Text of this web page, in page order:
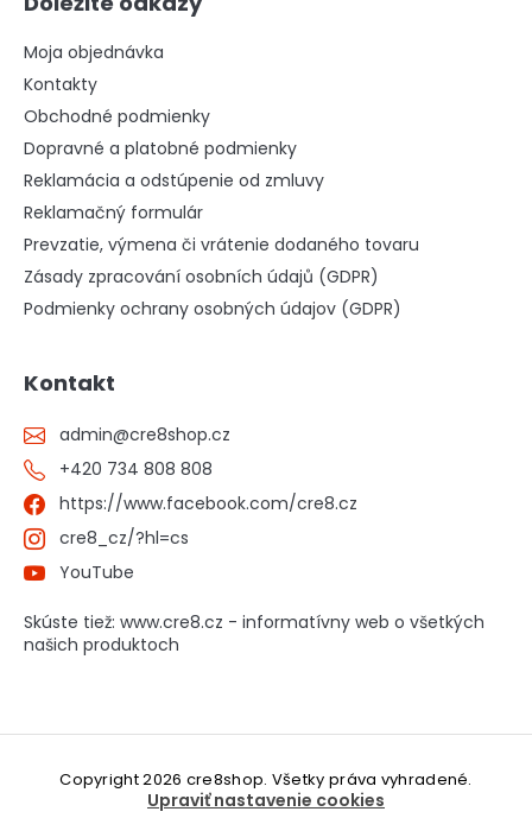
Moja objednávka
Kontakty
Obchodné podmienky
Dopravné a platobné podmienky
Reklamácia a odstúpenie od zmluvy
Reklamačný formulár
Prevzatie, výmena či vrátenie dodaného tovaru
Zásady zpracování osobních údajů (GDPR)
Podmienky ochrany osobných údajov (GDPR)
Kontakt
admin@cre8shop.cz
+420 734 808 808
https://www.facebook.com/cre8.cz
cre8_cz/?hl=cs
YouTube
Skúste tiež: www.cre8.cz - informatívny web o všetkých
našich produktoch
Copyright 2026 cre8shop. Všetky práva vyhradené.
Upraviť nastavenie cookies